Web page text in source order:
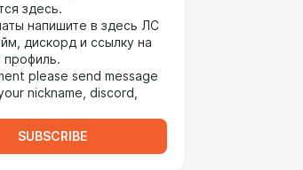
здесь.
напишите в здесь ЛС
дискорд и ссылку на
please send message
nickname, discord,
SUBSCRIBE